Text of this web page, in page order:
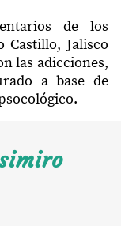
de los
Castillo, Jalisco
las adicciones,
a base de